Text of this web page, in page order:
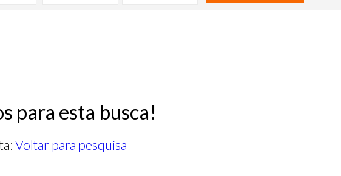
para esta busca!
Voltar para pesquisa